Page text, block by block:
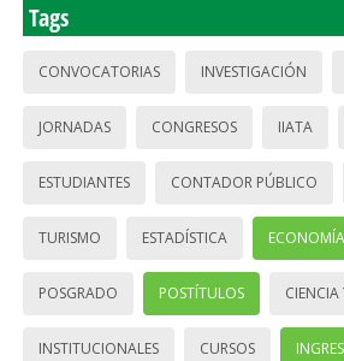
Tags
CONVOCATORIAS INVESTIGACIÓN
JORNADAS CONGRESOS IIATA
ESTUDIANTES CONTADOR PÚBLICO
TURISMO ESTADÍSTICA ECONOMÍA
POSGRADO POSTÍTULOS
INSTITUCIONALES CURSOS